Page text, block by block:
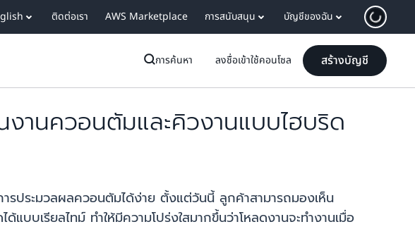
ติดต่อเรา AWS Marketplace การสนับสนุน บัญชีของฉัน
การค้นหา ลงชื่อเข้าใช้คอนโซล สร้างบัญชี
งานควอนตัมและคิวงานแบบไฮบริด
ารประมวลผลควอนตัมได้ง่าย ตั้งแต่วันนี้ ลูกค้าสามารถมองเห็น
บบเรียลไทม์ ทำให้มีความโปร่งใสมากขึ้นว่าโหลดงานจะทำงานเมื่อ